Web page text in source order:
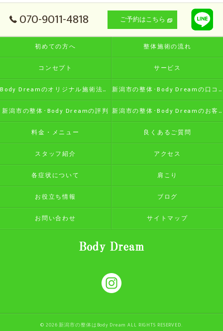
070-9011-4818 ご予約はこちら
初めての方へ 整体施術の流れ
コンセプト サービス
Body Dreamのオリジナル施術法の特徴 新潟市の整体･Body Dreamの口コミ情報
新潟市の整体･Body Dreamの評判 新潟市の整体･Body Dreamのお客様の声
料金・メニュー 良くあるご質問
スタッフ紹介 アクセス
各症状について 肩こり
お役立ち情報 ブログ
お問い合わせ サイトマップ
© 2026 新潟市の整体はBody Dream ALL RIGHTS RESERVED.